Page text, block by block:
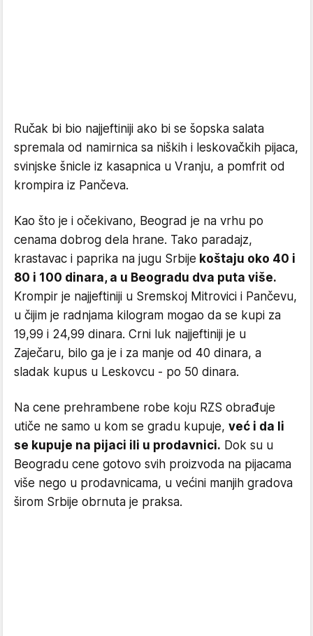
Ručak bi bio najjeftiniji ako bi se šopska salata
spremala od namirnica sa niških i leskovačkih pijaca,
svinjske šnicle iz kasapnica u Vranju, a pomfrit od
krompira iz Pančeva.
Kao što je i očekivano, Beograd je na vrhu po
cenama dobrog dela hrane. Tako paradajz,
krastavac i paprika na jugu Srbije koštaju oko 40 i
80 i 100 dinara, a u Beogradu dva puta više.
Krompir je najjeftiniji u Sremskoj Mitrovici i Pančevu,
u čijim je radnjama kilogram mogao da se kupi za
19,99 i 24,99 dinara. Crni luk najjeftiniji je u
Zaječaru, bilo ga je i za manje od 40 dinara, a
sladak kupus u Leskovcu - po 50 dinara.
Na cene prehrambene robe koju RZS obrađuje
utiče ne samo u kom se gradu kupuje, već i da li
se kupuje na pijaci ili u prodavnici. Dok su u
Beogradu cene gotovo svih proizvoda na pijacama
više nego u prodavnicama, u većini manjih gradova
širom Srbije obrnuta je praksa.